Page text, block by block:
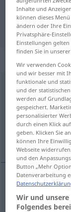
Aufforstungf <
Übersicht
(Für mehr Details
reboisement
Inhalte und
können dieses
ändern oder Ihre
Privatsphäre-
Einstellungen
finden Sie in
Wir verwenden
und wir besser mit
funktionale und
und der
werden auf
gespeichert.
personalisierter
durch einen Klick
geben. Klicken Sie
können Ihre
Webseite
und den
Button „Mehr
Datenverarbeitung
Wir und
Folgendes